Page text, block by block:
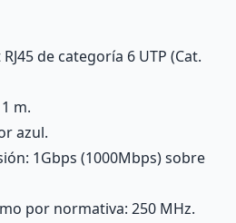
de categoría 6 UTP (Cat.
m.
azul.
1Gbps (1000Mbps) sobre
por normativa: 250 MHz.